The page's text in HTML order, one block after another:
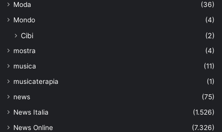
Moda
(36)
Mondo
(4)
Cibi (2)
mostra
(4)
musica
(11)
musicaterapia
(1)
news
(75)
News Italia
(1.526)
News Online
(7.326)